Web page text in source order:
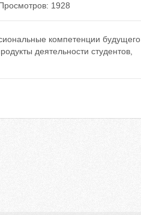
1928
компетенции будущего
деятельности студентов,